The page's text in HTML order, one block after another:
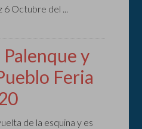
6 Octubre del ...
y
Feria
de la esquina y es